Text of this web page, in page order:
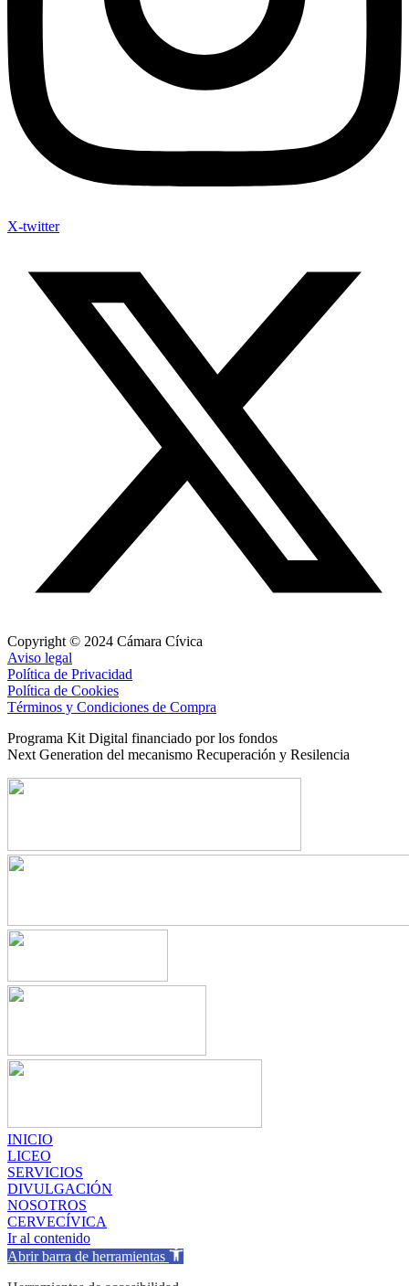
X-twitter
Copyright © 2024 Cámara Cívica
Aviso legal
Política de Privacidad
Política de Cookies
Términos y Condiciones de Compra
Programa Kit Digital financiado por los fondos
Next Generation del mecanismo Recuperación y Resilencia
INICIO
LICEO
SERVICIOS
DIVULGACIÓN
NOSOTROS
CERVECÍVICA
Ir al contenido
Abrir barra de herramientas